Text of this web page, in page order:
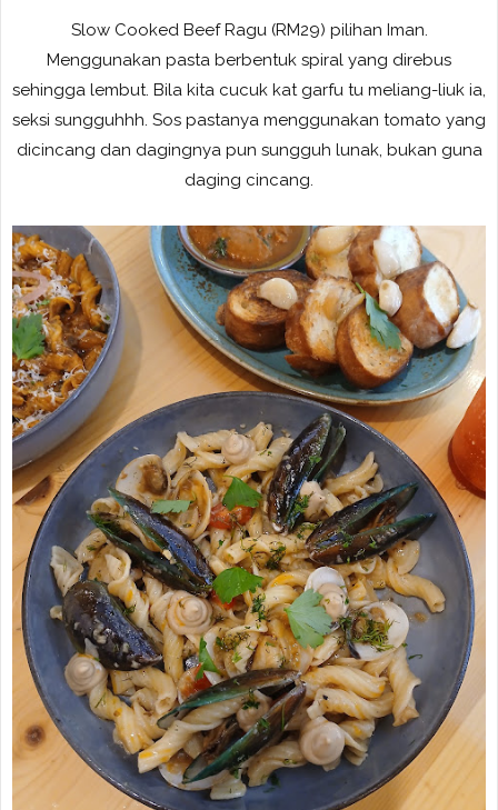
Slow Cooked Beef Ragu (RM29) pilihan Iman.
Menggunakan pasta berbentuk spiral yang direbus
sehingga lembut. Bila kita cucuk kat garfu tu meliang-liuk ia,
seksi sungguhhh. Sos pastanya menggunakan tomato yang
dicincang dan dagingnya pun sungguh lunak, bukan guna
daging cincang.